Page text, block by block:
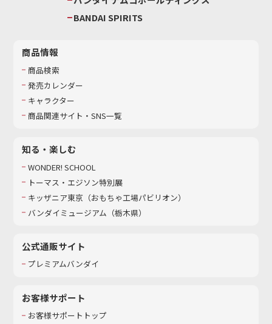
BANDAI SPIRITS
商品情報
商品検索
発売カレンダー
キャラクター
商品関連サイト・SNS一覧
知る・楽しむ
WONDER! SCHOOL
トーマス・エジソン特別展
キッザニア東京（おもちゃ工場パビリオン）​
バンダイミュージアム（栃木県）
公式通販サイト
プレミアムバンダイ
お客様サポート
お客様サポートトップ